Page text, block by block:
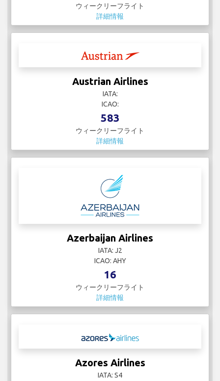
ウィークリーフライト
詳細情報
Austrian Airlines
IATA:
ICAO:
583
ウィークリーフライト
詳細情報
Azerbaijan Airlines
IATA: J2
ICAO: AHY
16
ウィークリーフライト
詳細情報
Azores Airlines
IATA: S4